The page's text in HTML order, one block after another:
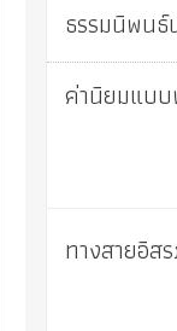
ธรรมนิพนธ์
ค่านิยมแบ
ทางสายอิส